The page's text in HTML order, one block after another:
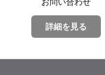
詳細を見る